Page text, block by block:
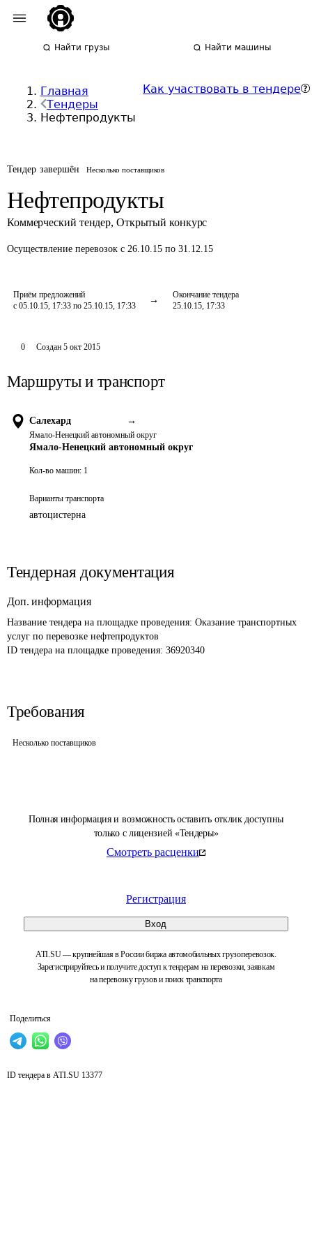
Найти грузы Найти машины
Главная
Тендеры
Нефтепродукты
Как участвовать в тендере
Тендер завершён Несколько поставщиков
Нефтепродукты
Коммерческий тендер, Открытый конкурс
Осуществление перевозок с 26.10.15 по 31.12.15
Приём предложений
с 05.10.15, 17:33 по 25.10.15, 17:33
Окончание тендера
25.10.15, 17:33
Полная информация и возможность оставить отклик доступны
только с лицензией «Тендеры»
Смотреть расценки
Регистрация
Вход
ATI.SU — крупнейшая в России биржа автомобильных грузоперевозок.
Зарегистрируйтесь и получите доступ к тендерам на перевозки, заявкам
на перевозку грузов и поиск транспорта
Поделиться
0 Создан 5 окт 2015
Маршруты и транспорт
Салехард →
Ямало-Ненецкий автономный округ
Ямало-Ненецкий автономный округ
Кол-во машин: 1
Варианты транспорта
автоцистерна
Тендерная документация
Доп. информация
Название тендера на площадке проведения: Оказание транспортных
услуг по перевозке нефтепродуктов
ID тендера на площадке проведения: 36920340
Требования
Несколько поставщиков
ID тендера в ATI.SU 13377